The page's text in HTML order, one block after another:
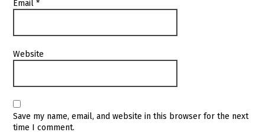
Email*
Website
Save my name, email, and website in this browser for the next
time I comment.